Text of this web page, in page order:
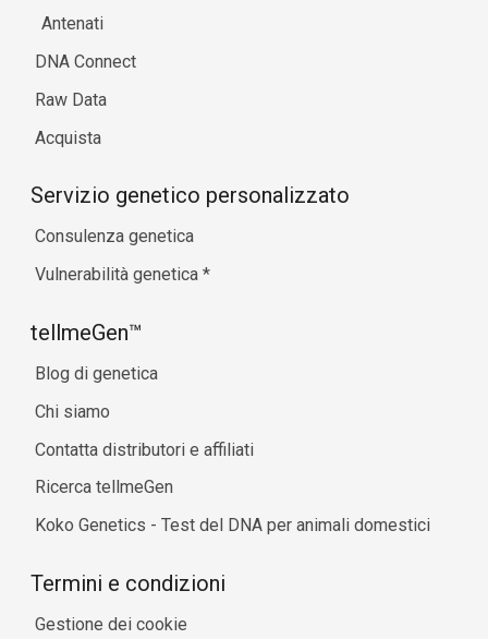
Antenati
DNA Connect
Raw Data
Acquista
Servizio genetico personalizzato
Consulenza genetica
Vulnerabilità genetica *
tellmeGen™
Blog di genetica
Chi siamo
Contatta distributori e affiliati
Ricerca tellmeGen
Koko Genetics - Test del DNA per animali domestici
Termini e condizioni
Gestione dei cookie